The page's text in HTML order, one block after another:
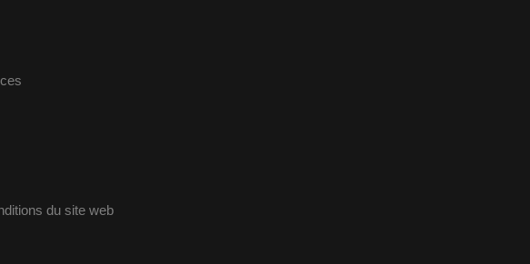
du site web